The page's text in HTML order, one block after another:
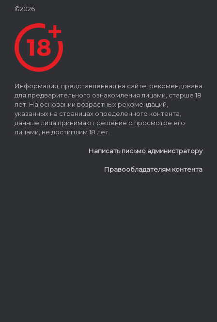
©2026
Информация, представленная на сайте, рекомендована
для предварительного ознакомления лицами, старше 18
лет. На основании возрастных рекомендаций,
указанных на страницах определенного контента,
данные лица принимают решение о просмотре его
лицами, не достигшим 18 лет.
Написать письмо администратору
Правообладателям контента